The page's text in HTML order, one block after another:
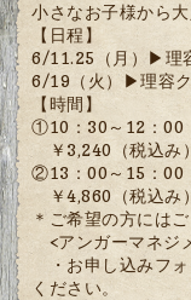
小さなお子様から
【日程】
6/11.25（月）▶理
6/19（火）▶理容
【時間】
①10：30～12：00
￥3,240（税込み）
②13：00～15：00
￥4,860（税込み
＊ご希望の方には
<アンガーマネジ
・お申し込みフォ
ください。